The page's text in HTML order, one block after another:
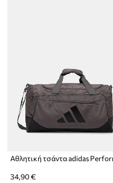
34,90 €